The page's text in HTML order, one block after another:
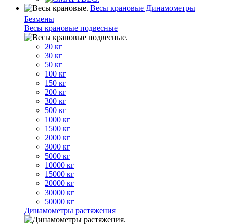
Весы крановые Динамометры
Безмены
Весы крановые подвесные
20 кг
30 кг
50 кг
100 кг
150 кг
200 кг
300 кг
500 кг
1000 кг
1500 кг
2000 кг
3000 кг
5000 кг
10000 кг
15000 кг
20000 кг
30000 кг
50000 кг
Динамометры растяжения